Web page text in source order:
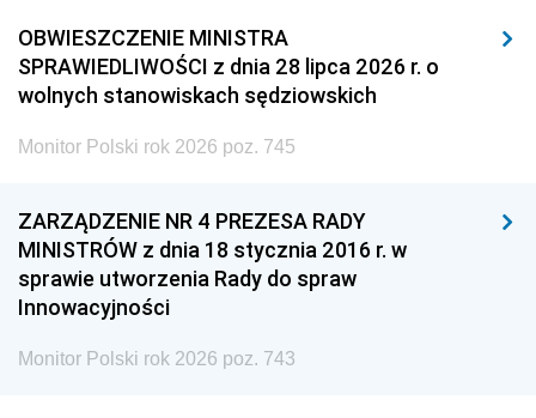
OBWIESZCZENIE MINISTRA
SPRAWIEDLIWOŚCI z dnia 28 lipca 2026 r. o
wolnych stanowiskach sędziowskich
Monitor Polski rok 2026 poz. 745
ZARZĄDZENIE NR 4 PREZESA RADY
MINISTRÓW z dnia 18 stycznia 2016 r. w
sprawie utworzenia Rady do spraw
Innowacyjności
Monitor Polski rok 2026 poz. 743